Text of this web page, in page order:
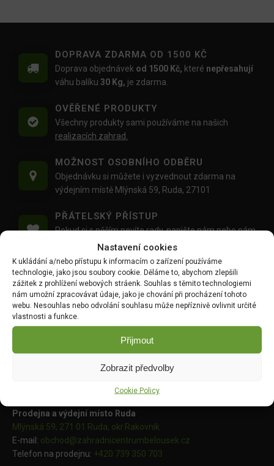
Nastavení cookies
K ukládání a/nebo přístupu k informacím o zařízení používáme
technologie, jako jsou soubory cookie. Děláme to, abychom zlepšili
zážitek z prohlížení webových stráenk. Souhlas s těmito technologiemi
nám umožní zpracovávat údaje, jako je chování při procházení tohoto
webu. Nesouhlas nebo odvolání souhlasu může nepříznivě ovlivnit určité
vlastnosti a funkce.
Přijmout
Zobrazit předvolby
Cookie Policy
DOPRAVA ZDARMA OD 1500 KČ
Doprava objednávek od 1500 Kč, které nepřesahují
váhu balíku 30 Kg, je zdarma.
OVĚŘENÉ PRODUKTY
Všechny produkty sami používáme na našich
realizacích zahrad.
MOŽNOST OSOBNÍHO ODBĚRU
Objednávku si můžete i vyzvednout zdarma na
výdejním místě Mlýnská 59, Ruda, 27101
PŘÁTELSKÝ PŘÍSTUP
Pokud si s něčím nevíte rady,napište námnebo nám
, rádi Vám poradíme :)
PROFESIONÁLNÍ KOMUNIKACE
Během celého procesu nákupu budete informováni
o stavu Vaší objednávky.
NEJLEPŠÍ CENY
Díky dobrým vztahům s dodavateli Vám nabízíme
nejlepší ceny na zahradnické produkty.
Prodejna a výdejní místo Ruda
Mlýnská 59, 271 01 Ruda, okr.Rakovník
E-mail: obchod@zahradnicentrumbelousek.cz
Telefon na prodejnu: +420 739 350 703